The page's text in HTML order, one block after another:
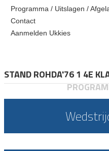
Programma / Uitslagen /
Contact
Aanmelden Ukkies
STAND ROHDA'76 1 4E